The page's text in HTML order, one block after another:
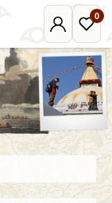
Mijn
Djoser
0